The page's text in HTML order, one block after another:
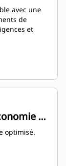
avec une
de
et
de
optimisé.